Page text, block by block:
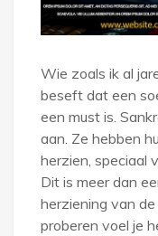
Wie zoals ik al
beseft dat een
een must is.
aan. Ze hebben
herzien, speciaal
Dit is meer dan
herziening van
proberen voel je